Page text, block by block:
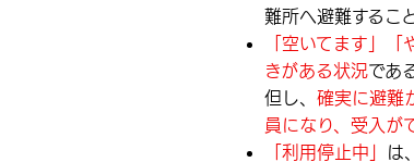
難所へ避難するこ
「空いてます」「
きがある状況であ
但し、 確実に避難
員になり、受入が
「利用停止中」
は、